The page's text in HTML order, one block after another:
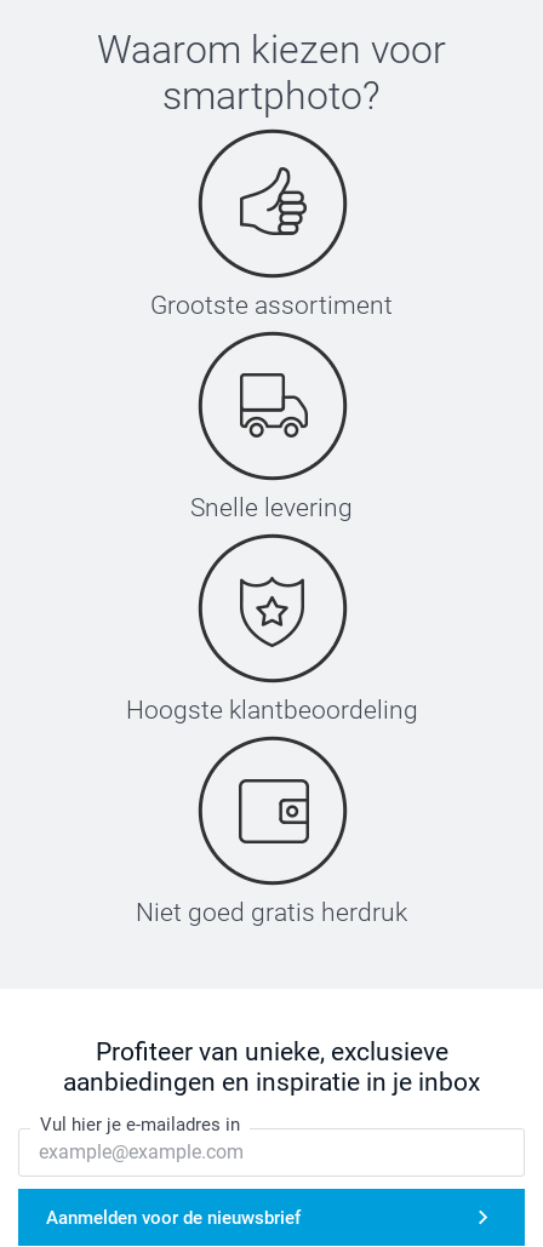
Waarom kiezen voor
smartphoto?
Grootste assortiment
Snelle levering
Hoogste klantbeoordeling
Niet goed gratis herdruk
Profiteer van unieke, exclusieve
aanbiedingen en inspiratie in je inbox
Vul hier je e-mailadres in
Aanmelden voor de nieuwsbrief